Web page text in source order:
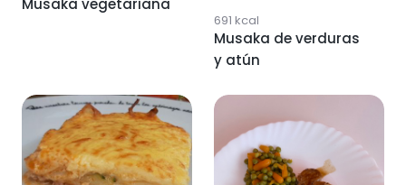
Musaka vegetariana
691 kcal
Musaka de verduras
y atún